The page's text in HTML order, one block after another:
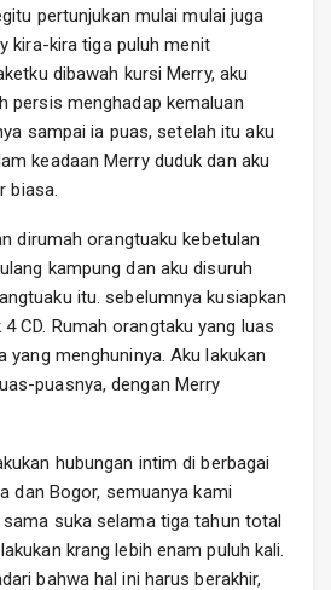
pertunjukan mulai mulai juga
kira-kira tiga puluh menit
dibawah kursi Merry, aku
persis menghadap kemaluan
sampai ia puas, setelah itu aku
keadaan Merry duduk dan aku
biasa.
dirumah orangtuaku kebetulan
kampung dan aku disuruh
itu. sebelumnya kusiapkan
CD. Rumah orangtaku yang luas
yang menghuninya. Aku lakukan
puasnya, dengan Merry
hubungan intim di berbagai
dan Bogor, semuanya kami
suka selama tiga tahun total
krang lebih enam puluh kali.
bahwa hal ini harus berakhir,